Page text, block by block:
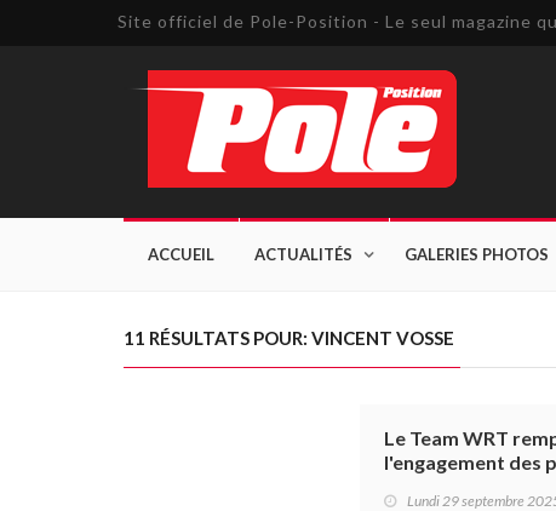
Site officiel de Pole-Position - Le seul magazine
ACCUEIL ACTUALITÉS GALERIES PHOTOS
11 RÉSULTATS POUR: VINCENT VOSSE
Le Team WRT
l'engagement des
Lundi 29 septembre